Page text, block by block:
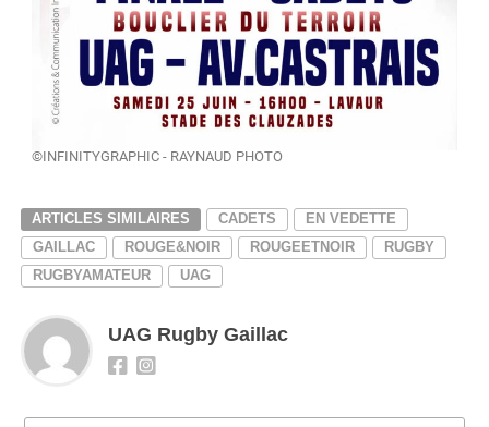
©INFINITYGRAPHIC - RAYNAUD PHOTO
ARTICLES SIMILAIRES CADETS
EN VEDETTE
GAILLAC
ROUGE&NOIR ROUGEETNOIR
RUGBY
RUGBYAMATEUR
UAG
UAG Rugby Gaillac